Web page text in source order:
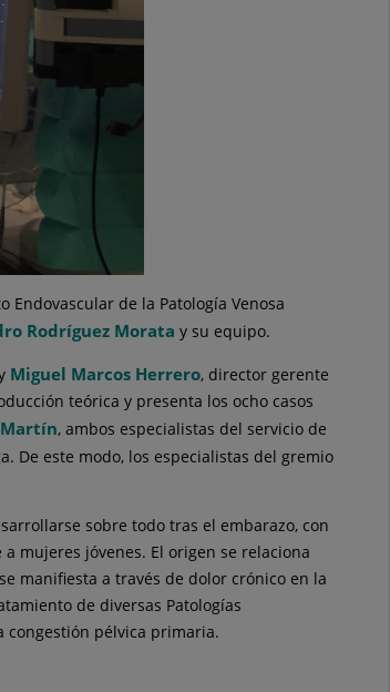
de la Patología Venosa
Rodríguez Morata y su equipo.
Miguel Marcos Herrero, director gerente
teórica y presenta los ocho casos
Martín, ambos especialistas del servicio de
De este modo, los especialistas del gremio
sobre todo tras el embarazo, con
mujeres jóvenes. El origen se relaciona
manifiesta a través de dolor crónico en la
de diversas Patologías
congestión pélvica primaria.